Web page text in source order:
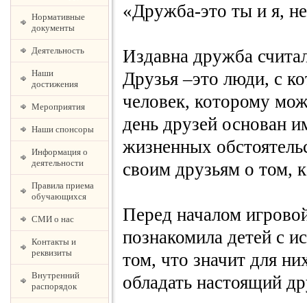
Нормативные
документы
Деятельность
Наши
достижения
Мероприятия
Наши спонсоры
Информация о
деятельности
Правила приема
обучающихся
СМИ о нас
Контакты и
реквизиты
Внутренний
распорядок
«Дружба-это ты и я,
Издавна дружба
Друзья –это люди, с
человек, которому
день друзей основан
жизненных
своим друзьям о том,
Перед началом
познакомила детей с
том, что значит для
обладать настоящий